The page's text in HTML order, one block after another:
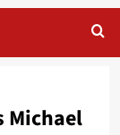
Michael